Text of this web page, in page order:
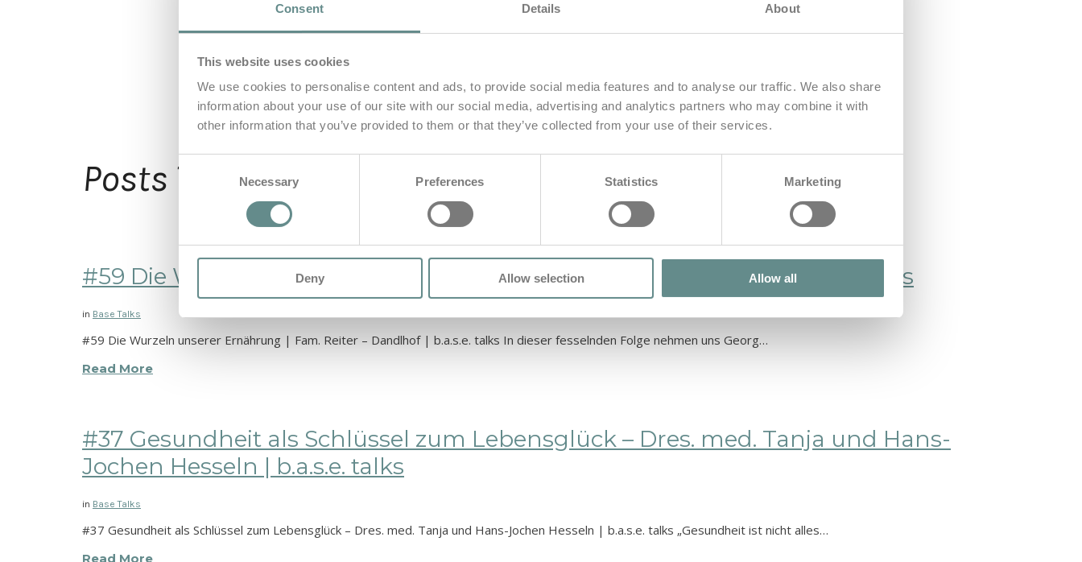
Consent Details About
This website uses cookies
We use cookies to personalise content and ads, to provide social media features and to analyse our traffic. We also share
information about your use of our site with our social media, advertising and analytics partners who may combine it with
other information that you’ve provided to them or that they’ve collected from your use of their services.
Necessary Preferences Statistics Marketing
Deny Allow selection Allow all
Posts Taggedmedizin
#59 Die Wurzeln unserer Ernährung | Fam. Reiter – Dandlhof | b.a.s.e. talks
in Base Talks
#59 Die Wurzeln unserer Ernährung | Fam. Reiter – Dandlhof | b.a.s.e. talks In dieser fesselnden Folge nehmen uns Georg…
Read More
#37 Gesundheit als Schlüssel zum Lebensglück – Dres. med. Tanja und Hans-
Jochen Hesseln | b.a.s.e. talks
in Base Talks
#37 Gesundheit als Schlüssel zum Lebensglück – Dres. med. Tanja und Hans-Jochen Hesseln | b.a.s.e. talks „Gesundheit ist nicht alles…
Read More